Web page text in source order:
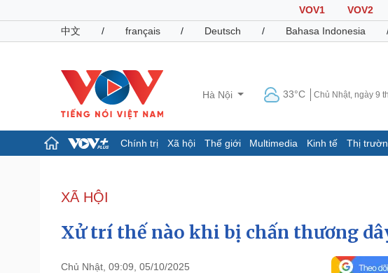
VOV1 VOV2
中文
/ français / Deutsch / Bahasa Indonesia
Hà Nội 33°C Chủ Nhật, ngày 9
Chính trị Xã hội Thế giới Multimedia Kinh tế Thị
Đảng
Tổ chức nhân sự
Quốc hội
Nhận diện sự thật
Dấu ấn VOV
XÃ HỘI
Xử trí thế nào khi bị chấn thương
Chủ Nhật, 09:09, 05/10/2025